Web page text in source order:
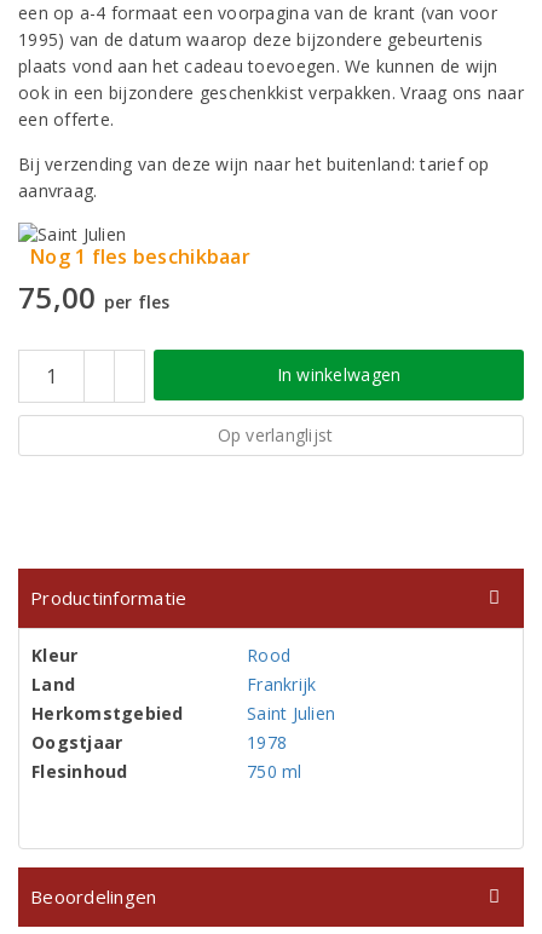
een op a-4 formaat een voorpagina van de krant (van voor
1995) van de datum waarop deze bijzondere gebeurtenis
plaats vond aan het cadeau toevoegen. We kunnen de wijn
ook in een bijzondere geschenkkist verpakken. Vraag ons naar
een offerte.
Bij verzending van deze wijn naar het buitenland: tarief op
aanvraag.
Nog 1 fles beschikbaar
75,00 per fles
In winkelwagen
Op verlanglijst
Productinformatie
Kleur
Rood
Land
Frankrijk
Herkomstgebied
Saint Julien
Oogstjaar
1978
Flesinhoud
750 ml
Beoordelingen